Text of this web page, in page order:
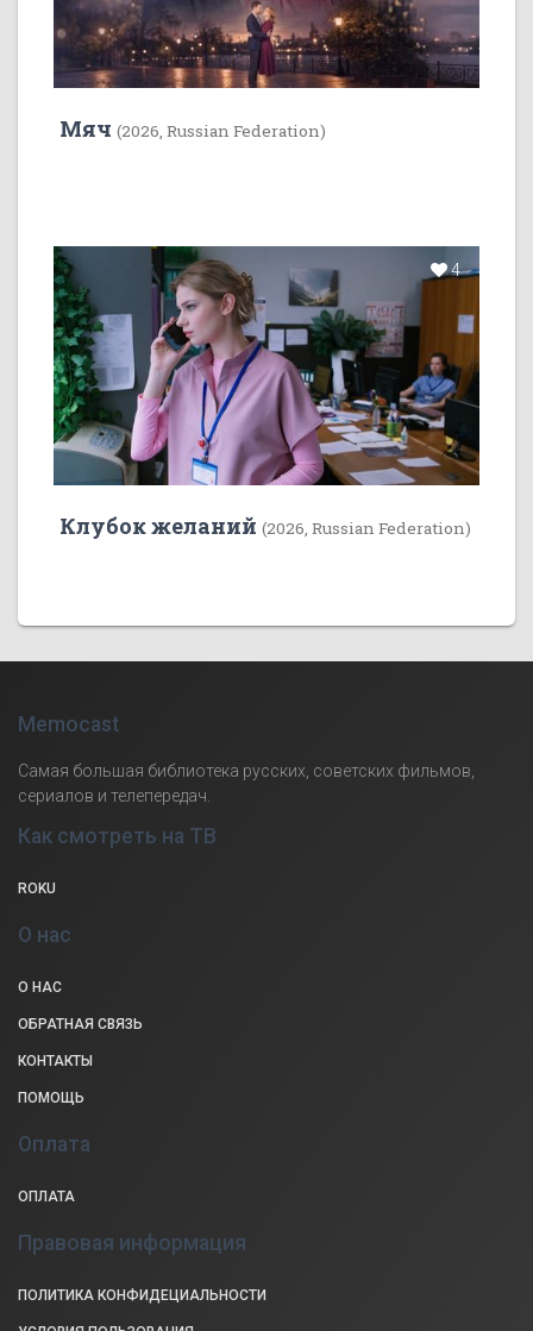
Мяч (2026, Russian Federation)
4
Клубок желаний (2026, Russian Federation)
Memocast
Самая большая библиотека русских, советских фильмов,
сериалов и телепередач.
Как смотреть на ТВ
ROKU
О нас
О НАС
ОБРАТНАЯ СВЯЗЬ
КОНТАКТЫ
ПОМОЩЬ
Оплата
ОПЛАТА
Правовая информация
ПОЛИТИКА КОНФИДЕЦИАЛЬНОСТИ